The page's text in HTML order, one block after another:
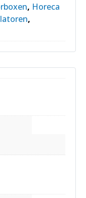
, Horeca
,